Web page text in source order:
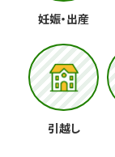
妊娠・出産
引越し